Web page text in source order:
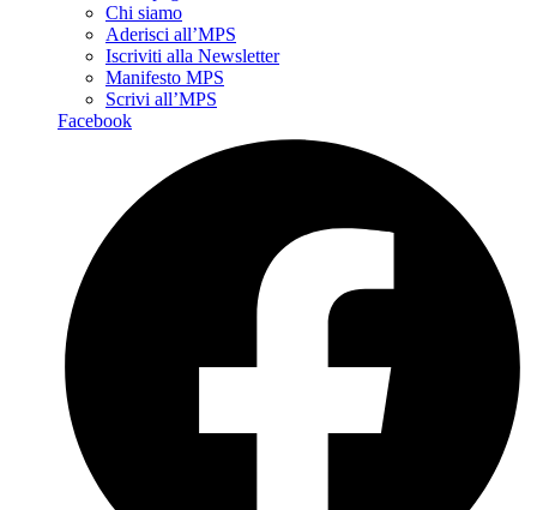
Chi siamo
Aderisci all’MPS
Iscriviti alla Newsletter
Manifesto MPS
Scrivi all’MPS
Facebook